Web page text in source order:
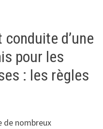
d’une
pour les
: les règles
de nombreux